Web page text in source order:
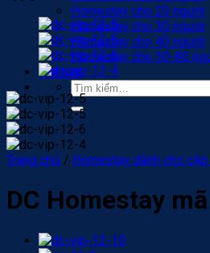
Homestay cho 20 người
Homestay cho 30 người
Homestay cho 40 người
Homestay cho 50-80
Tin tức
Tìm
kiếm:
Trang chủ / Homestay dành cho
DC Homestay